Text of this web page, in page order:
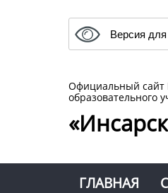
Версия
Официальный сайт
образовательного
ГЛАВНАЯ